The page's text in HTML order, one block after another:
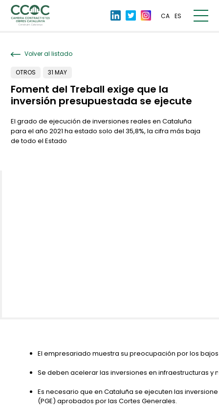
CA ES
Volver al listado
OTROS 31 MAY
Foment del Treball exige que la
inversión presupuestada se ejecute
El grado de ejecución de inversiones reales en Cataluña
para el año 2021 ha estado solo del 35,8%, la cifra más baja
de todo el Estado
El empresariado muestra su preocupación por los
Se deben acelerar las inversiones en infraestructuras y
Es necesario que en Cataluña se ejecuten las
(PGE) aprobados por las Cortes Generales.